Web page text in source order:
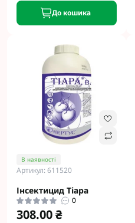
До кошика
В наявності
Артикул: 611520
Інсектицид Тіара
0
308.00 ₴